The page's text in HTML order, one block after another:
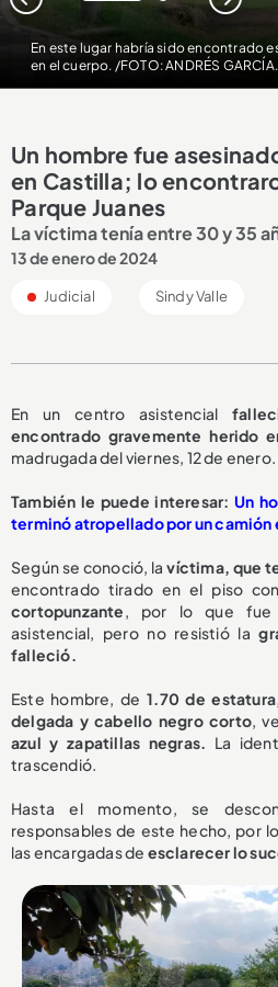
En este lugar habría sido encontrado
en el cuerpo. /FOTO: ANDRÉS GARCÍA.
Un hombre fue
en Castilla; lo
Parque Juanes
La víctima tenía entre 30 y 35
13 de enero de 2024
Judicial Sindy Valle
En un centro asistencial
encontrado gravemente herido
madrugada del viernes, 12 de enero.
También le puede interesar: Un
terminó atropellado por un camión
Según se conoció, la víctima, que
encontrado tirado en el piso
cortopunzante, por lo que fue
asistencial, pero no resistió la
falleció.
Este hombre, de 1.70 de
delgada y cabello negro corto,
azul y zapatillas negras. La
trascendió.
Hasta el momento, se
responsables de este hecho, por
las encargadas de esclarecer lo